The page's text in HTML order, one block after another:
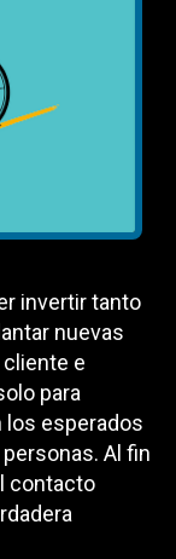
invertir tanto
nuevas
e
para
los esperados
Al fin
contacto